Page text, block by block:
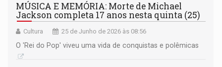
MÚSICA E MEMÓRIA: Morte de Michael
Jackson completa 17 anos nesta quinta (25)
Cultura 25 de Junho de 2026 às 08:56
O 'Rei do Pop' viveu uma vida de conquistas e polêmicas